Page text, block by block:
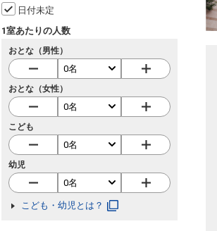
日付未定
1室あたりの人数
おとな（男性）
おとな（女性）
こども
幼児
こども・幼児とは？